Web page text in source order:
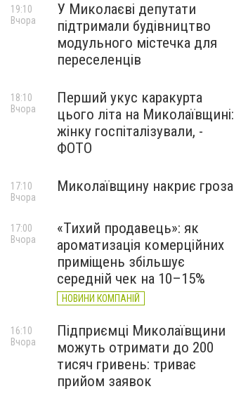
У Миколаєві депутати
підтримали будівництво
модульного містечка для
переселенців
19:10
Вчора
Перший укус каракурта
цього літа на Миколаївщині:
жінку госпіталізували, -
ФОТО
18:10
Вчора
Миколаївщину накриє гроза
17:10
Вчора
«Тихий продавець»: як
ароматизація комерційних
приміщень збільшує
середній чек на 10–15%
НОВИНИ КОМПАНІЙ
17:00
Вчора
Підприємці Миколаївщини
можуть отримати до 200
тисяч гривень: триває
прийом заявок
16:10
Вчора